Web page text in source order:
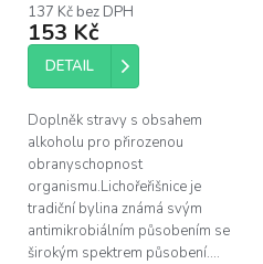
137 Kč bez DPH
153 Kč
DETAIL
Doplněk stravy s obsahem
alkoholu pro přirozenou
obranyschopnost
organismu.Lichořeřišnice je
tradiční bylina známá svým
antimikrobiálním působením se
širokým spektrem působení....